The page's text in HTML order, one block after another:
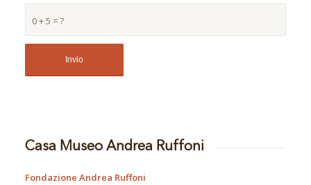
0 + 5 = ?
Casa Museo Andrea Ruffoni
Fondazione Andrea Ruffoni